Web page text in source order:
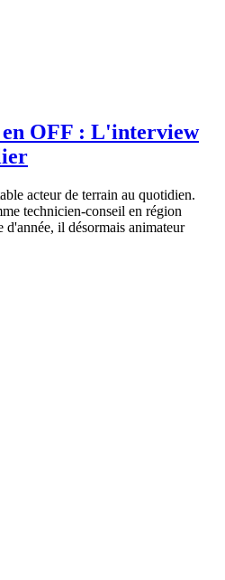
OFF : L'interview
acteur de terrain au quotidien.
technicien-conseil en région
d'année, il désormais animateur